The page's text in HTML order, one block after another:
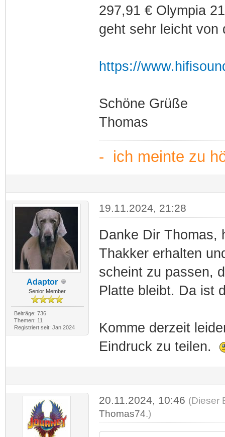
297,91 € Olympia
geht sehr leicht von
https://
Schöne Grüße
Thomas
- ich meinte zu
Adaptor
Senior Member
Beiträge: 736
Themen: 11
Registriert seit: Jan 2024
19.11.2024, 21:28
Danke Dir Thomas,
Thakker erhalten
scheint zu passen,
Platte bleibt. Da ist
Komme derzeit
Eindruck zu teilen.
20.11.2024, 10:46 (Dieser
Thomas74.)